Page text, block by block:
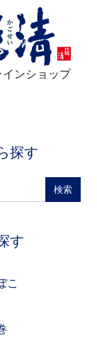
インショップ
探す
す
こ